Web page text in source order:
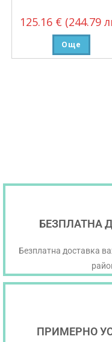
125.16 € (244.79
Още
БЕЗПЛАТНА
Безплатна доставка
ПРИМЕРНО